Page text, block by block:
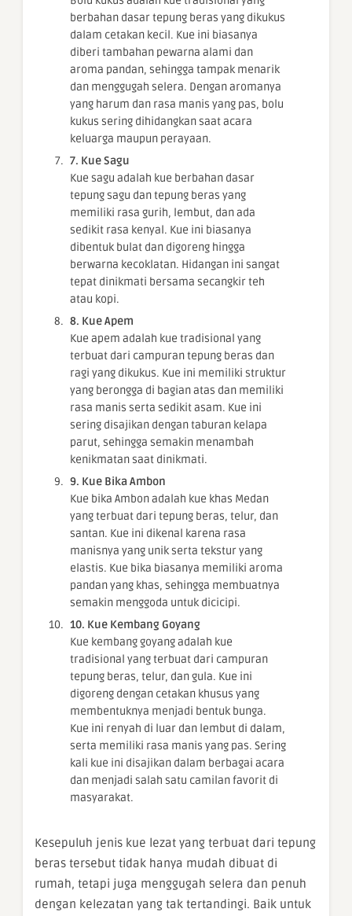
berbahan dasar tepung beras yang dikukus
dalam cetakan kecil. Kue ini biasanya
diberi tambahan pewarna alami dan
aroma pandan, sehingga tampak menarik
dan menggugah selera. Dengan aromanya
yang harum dan rasa manis yang pas, bolu
kukus sering dihidangkan saat acara
keluarga maupun perayaan.
7. Kue Sagu
Kue sagu adalah kue berbahan dasar
tepung sagu dan tepung beras yang
memiliki rasa gurih, lembut, dan ada
sedikit rasa kenyal. Kue ini biasanya
dibentuk bulat dan digoreng hingga
berwarna kecoklatan. Hidangan ini sangat
tepat dinikmati bersama secangkir teh
atau kopi.
8. Kue Apem
Kue apem adalah kue tradisional yang
terbuat dari campuran tepung beras dan
ragi yang dikukus. Kue ini memiliki struktur
yang berongga di bagian atas dan memiliki
rasa manis serta sedikit asam. Kue ini
sering disajikan dengan taburan kelapa
parut, sehingga semakin menambah
kenikmatan saat dinikmati.
9. Kue Bika Ambon
Kue bika Ambon adalah kue khas Medan
yang terbuat dari tepung beras, telur, dan
santan. Kue ini dikenal karena rasa
manisnya yang unik serta tekstur yang
elastis. Kue bika biasanya memiliki aroma
pandan yang khas, sehingga membuatnya
semakin menggoda untuk dicicipi.
10. Kue Kembang Goyang
Kue kembang goyang adalah kue
tradisional yang terbuat dari campuran
tepung beras, telur, dan gula. Kue ini
digoreng dengan cetakan khusus yang
membentuknya menjadi bentuk bunga.
Kue ini renyah di luar dan lembut di dalam,
serta memiliki rasa manis yang pas. Sering
kali kue ini disajikan dalam berbagai acara
dan menjadi salah satu camilan favorit di
masyarakat.
Kesepuluh jenis kue lezat yang terbuat dari tepung
beras tersebut tidak hanya mudah dibuat di
rumah, tetapi juga menggugah selera dan penuh
dengan kelezatan yang tak tertandingi. Baik untuk